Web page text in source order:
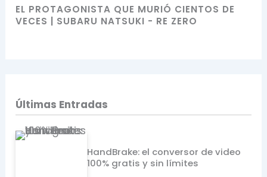
EL PROTAGONISTA QUE MURIÓ CIENTOS DE
VECES | SUBARU NATSUKI - RE ZERO
Últimas Entradas
HandBrake: el conversor de video
100% gratis y sin límites